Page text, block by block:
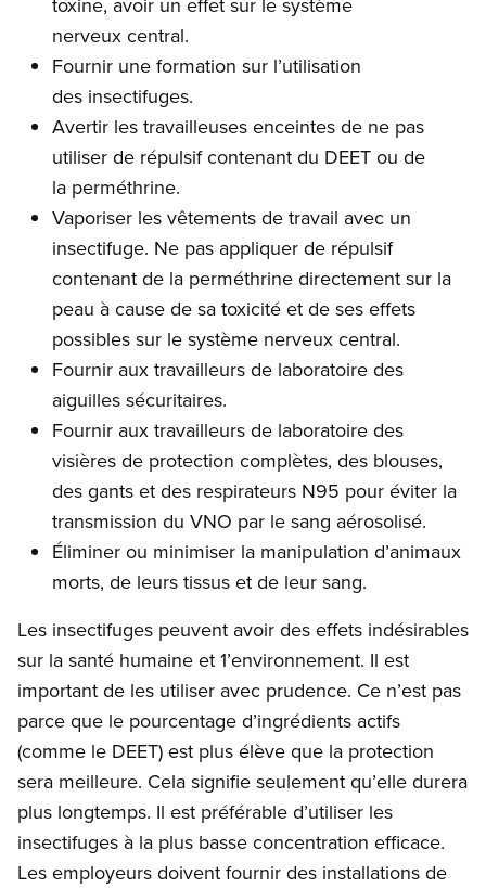
nerveux central.
Fournir une formation sur l’utilisation
des insectifuges.
Avertir les travailleuses enceintes de ne pas
utiliser de répulsif contenant du DEET ou de
la perméthrine.
Vaporiser les vêtements de travail avec un
insectifuge. Ne pas appliquer de répulsif
contenant de la perméthrine directement sur la
peau à cause de sa toxicité et de ses effets
possibles sur le système nerveux central.
Fournir aux travailleurs de laboratoire des
aiguilles sécuritaires.
Fournir aux travailleurs de laboratoire des
visières de protection complètes, des blouses,
des gants et des respirateurs N95 pour éviter la
transmission du VNO par le sang aérosolisé.
Éliminer ou minimiser la manipulation d’animaux
morts, de leurs tissus et de leur sang.
Les insectifuges peuvent avoir des effets indésirables
sur la santé humaine et 1’environnement. Il est
important de les utiliser avec prudence. Ce n’est pas
parce que le pourcentage d’ingrédients actifs
(comme le DEET) est plus élève que la protection
sera meilleure. Cela signifie seulement qu’elle durera
plus longtemps. Il est préférable d’utiliser les
insectifuges à la plus basse concentration efficace.
Les employeurs doivent fournir des installations de